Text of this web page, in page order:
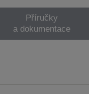
Příručky
a dokumentace